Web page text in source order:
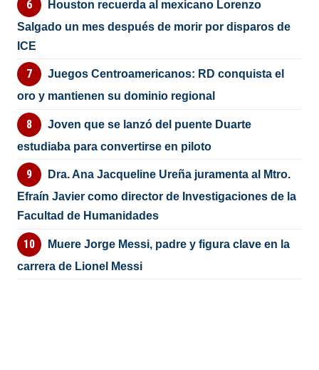
Houston recuerda al mexicano Lorenzo
Salgado un mes después de morir por disparos de
ICE
Juegos Centroamericanos: RD conquista el
oro y mantienen su dominio regional
Joven que se lanzó del puente Duarte
estudiaba para convertirse en piloto
Dra. Ana Jacqueline Ureña juramenta al Mtro.
Efraín Javier como director de Investigaciones de la
Facultad de Humanidades
Muere Jorge Messi, padre y figura clave en la
carrera de Lionel Messi